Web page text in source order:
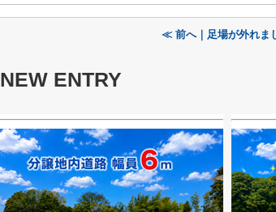
≪ 前へ｜足場が外れま
NEW ENTRY